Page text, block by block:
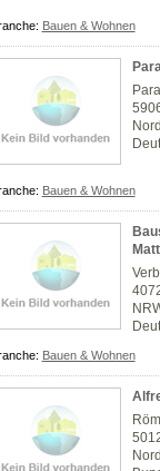
Bauen & Wohnen
Bauen & Wohnen
Bauen & Wohnen